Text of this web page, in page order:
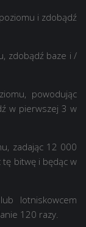
i zdobądź
zdobądź baze i /
powodując
w pierwszej 3 w
zadając 12 000
tę ​​bitwę i będąc w
lotniskowcem
120 razy.